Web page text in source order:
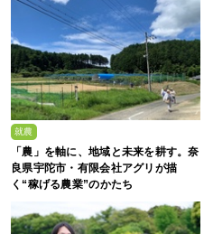
就農
「農」を軸に、地域と未来を耕す。奈
良県宇陀市・有限会社アグリが描
く“稼げる農業”のかたち